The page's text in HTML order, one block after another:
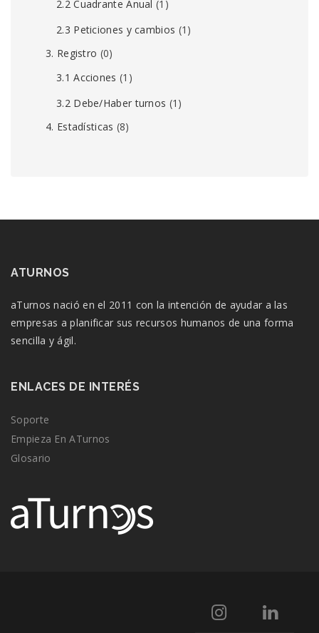
2.2 Cuadrante Anual (1)
2.3 Peticiones y cambios (1)
3. Registro (0)
3.1 Acciones (1)
3.2 Debe/Haber turnos (1)
4. Estadísticas (8)
ATURNOS
aTurnos nació en el 2011 con la intención de ayudar a las
empresas a planificar sus recursos humanos de una forma
sencilla y ágil.
ENLACES DE INTERÉS
Soporte
Empieza En ATurnos
Glosario